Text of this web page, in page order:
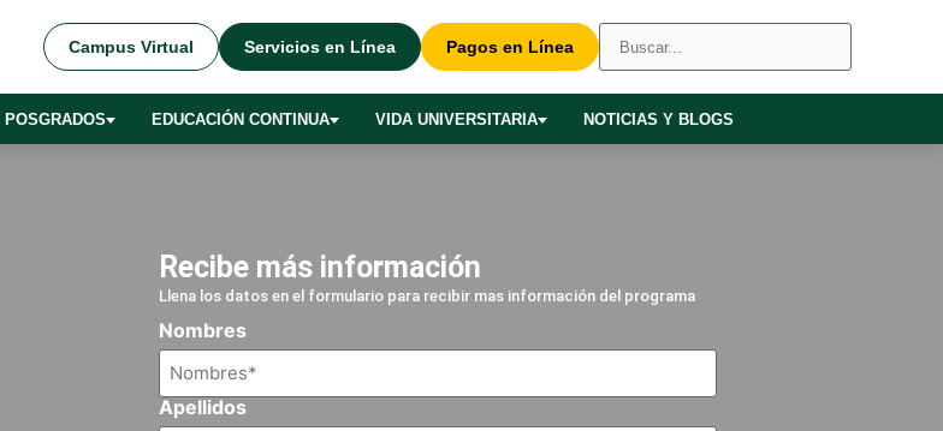
Campus Virtual Servicios en Línea Pagos en Línea
POSGRADOS EDUCACIÓN CONTINUA VIDA UNIVERSITARIA NOTICIAS Y BLOGS
Recibe más información
Llena los datos en el formulario para recibir mas información del programa
Nombres
Apellidos